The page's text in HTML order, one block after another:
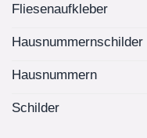
Fliesenaufkleber
Hausnummernschilder
Hausnummern
Schilder